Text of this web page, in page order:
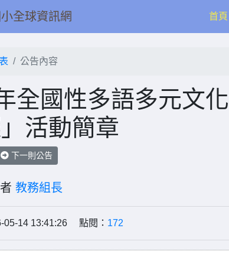
全球資訊網 首頁
公告內容
全國性多語多元文
活動簡章
下一則公告
教務組長
05-14 13:41:26 點閱： 172